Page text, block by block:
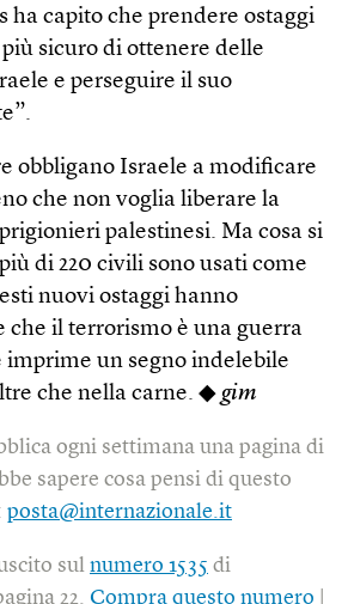
ha capito che prendere ostaggi
sicuro di ottenere delle
e perseguire il suo
obbligano Israele a modificare
che non voglia liberare la
palestinesi. Ma cosa si
di 220 civili sono usati come
nuovi ostaggi hanno
che il terrorismo è una guerra
imprime un segno indelebile
che nella carne. ◆ gim
ogni settimana una pagina di
sapere cosa pensi di questo
posta@internazionale.it
sul numero 1535 di
22. Compra questo numero